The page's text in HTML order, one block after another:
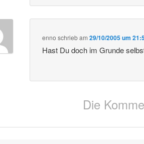
enno schriebam29/10/2005 um
Hast Du doch im Grunde
Die